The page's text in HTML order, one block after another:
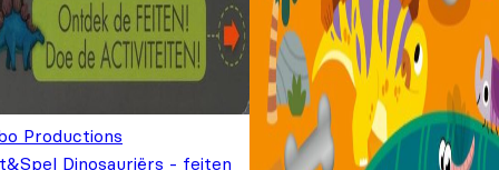
Productions
Dinosauriërs - feiten